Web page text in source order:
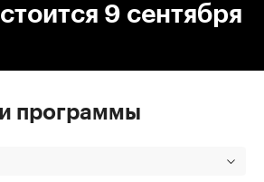
9 сентября
программы